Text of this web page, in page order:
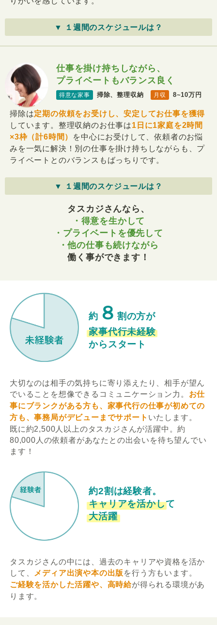
▼ １週間のスケジュールは？
仕事を掛け持ちしながら、
プライベートもバランス良く
得意な家事 掃除、整理収納 月収 8~10万円
掃除は定期の依頼をお受けし、安定してお仕事を獲得
しています。整理収納のお仕事は1日に1家庭を2時間
×3枠（計6時間）
を中心にお受けして、依頼者のお悩
みを一気に解決！別の仕事を掛け持ちしながらも、プ
ライベートとのバランスもばっちりです。
▼ １週間のスケジュールは？
タスカジさんなら、
・得意を生かして
・プライベートを優先して
・他の仕事も続けながら
働く事ができます！
約 ８ 割の方が
家事代行未経験
からスタート
大切なのは相手の気持ちに寄り添えたり、相手が望ん
でいることを想像できるコミュニケーション力。 お仕
事にブランクがある方も、家事代行の仕事が初めての
方も、事務局がデビューまでサポート いたします。
既に約2,500人以上のタスカジさんが活躍中。約
80,000人の依頼者があなたとの出会いを待ち望んでい
ます！
約2割は経験者。
キャリアを活かして
大活躍
タスカジさんの中には、過去のキャリアや資格を活か
して、
メディア出演や本の出版 を行う方もいます。
ご経験を活かした活躍や、高時給が得られる環境があ
ります。